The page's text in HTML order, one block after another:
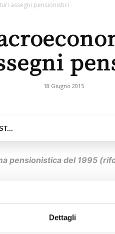
Dettagli
assegni pensionistici
18 Giugno 2015
pensionistica del 1995
contributivo